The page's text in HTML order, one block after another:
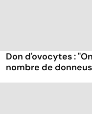
Don d'ovocytes :
nombre de